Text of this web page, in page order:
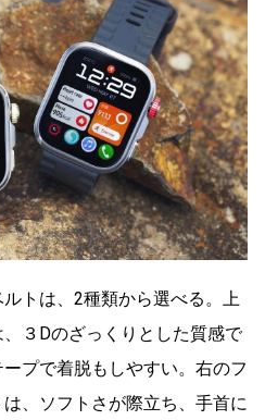
トは、2種類から選べる。上
３Dのざっくりとした質感で
プで着脱もしやすい。右のフ
、ソフトさが際立ち、手首に